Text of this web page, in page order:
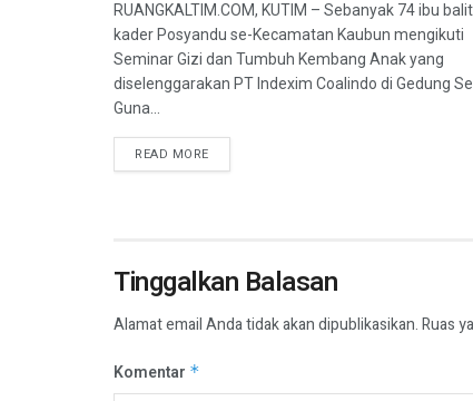
RUANGKALTIM.COM, KUTIM – Sebanyak 74 ibu
kader Posyandu se-Kecamatan Kaubun mengikuti
Seminar Gizi dan Tumbuh Kembang Anak yang
diselenggarakan PT Indexim Coalindo di Gedung
Guna...
READ MORE
Tinggalkan Balasan
Alamat email Anda tidak akan dipublikasikan.Ruas
Komentar *